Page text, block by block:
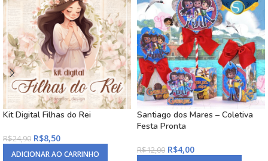
Kit Digital Filhas do Rei
R$24,90 R$8,50
ADICIONAR AO CARRINHO
Santiago dos Mares – Coletiva
Festa Pronta
R$12,00 R$4,00